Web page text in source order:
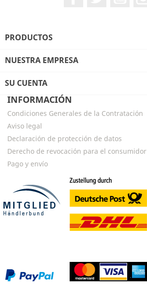
PRODUCTOS
NUESTRA EMPRESA
SU CUENTA
INFORMACIÓN
Condiciones Generales de la Contratación
Aviso legal
Declaración de protección de datos
Derecho de revocación para el consumidor
Pago y envío